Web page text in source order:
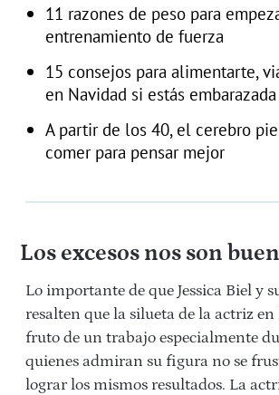
11 razones de peso para
entrenamiento de fuerza
15 consejos para alimentarte,
en Navidad si estás embarazada
A partir de los 40, el cerebro
comer para pensar mejor
Los excesos nos son
Lo importante de que Jessica Biel y
resalten que la silueta de la actriz en
fruto de un trabajo especialmente
quienes admiran su figura no se
lograr los mismos resultados. La